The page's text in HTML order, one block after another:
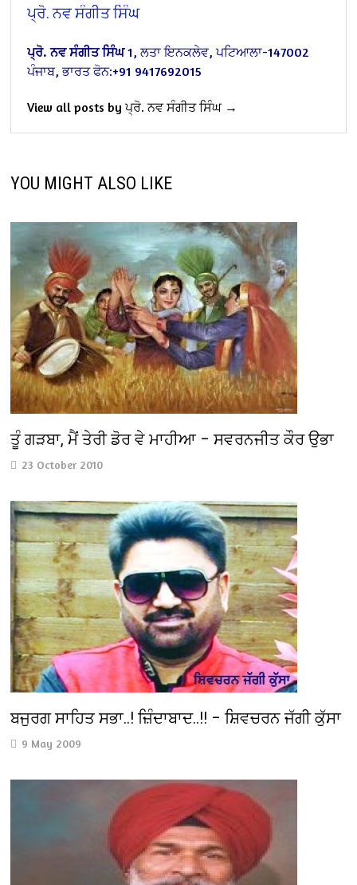
ਪ੍ਰੋ. ਨਵ ਸੰਗੀਤ ਸਿੰਘ
ਪ੍ਰੋ. ਨਵ ਸੰਗੀਤ ਸਿੰਘ 1, ਲਤਾ ਇਨਕਲੇਵ, ਪਟਿਆਲਾ-147002
ਪੰਜਾਬ, ਭਾਰਤ ਫੋਨ:+91 9417692015
View all posts by ਪ੍ਰੋ. ਨਵ ਸੰਗੀਤ ਸਿੰਘ →
YOU MIGHT ALSO LIKE
ਤੂੰ ਗੜਬਾ, ਮੈਂ ਤੇਰੀ ਡੋਰ ਵੇ ਮਾਹੀਆ – ਸਵਰਨਜੀਤ ਕੌਰ ਉਭਾ
23 October 2010
ਬਜੁਰਗ ਸਾਹਿਤ ਸਭਾ..! ਜ਼ਿੰਦਾਬਾਦ..!! – ਸ਼ਿਵਚਰਨ ਜੱਗੀ ਕੁੱਸਾ
9 May 2009